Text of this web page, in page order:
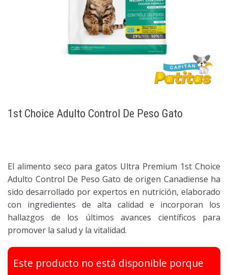
1st Choice Adulto Control De Peso Gato
El alimento seco para gatos Ultra Premium 1st Choice
Adulto Control De Peso Gato de origen Canadiense ha
sido desarrollado por expertos en nutrición, elaborado
con ingredientes de alta calidad e incorporan los
hallazgos de los últimos avances científicos para
promover la salud y la vitalidad.
Este producto no está disponible porque